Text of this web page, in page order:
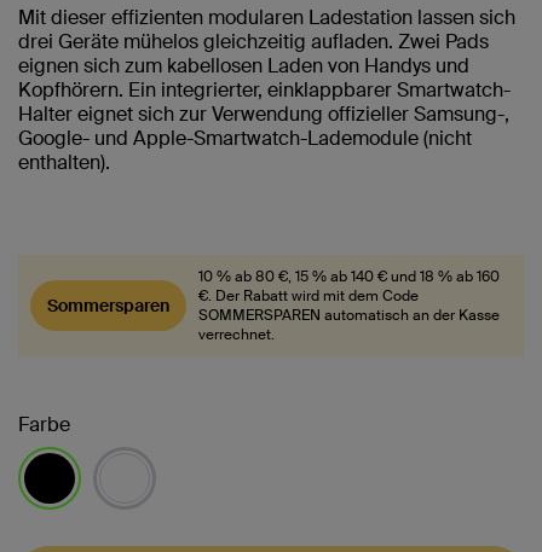
Mit dieser effizienten modularen Ladestation lassen sich
drei Geräte mühelos gleichzeitig aufladen. Zwei Pads
eignen sich zum kabellosen Laden von Handys und
Kopfhörern. Ein integrierter, einklappbarer Smartwatch-
Halter eignet sich zur Verwendung offizieller Samsung-,
Google- und Apple-Smartwatch-Lademodule (nicht
enthalten).
Sommersparen
10 % ab 80 €, 15 % ab 140 € und 18 % ab 160
€. Der Rabatt wird mit dem Code
SOMMERSPAREN automatisch an der Kasse
verrechnet.
Farbe